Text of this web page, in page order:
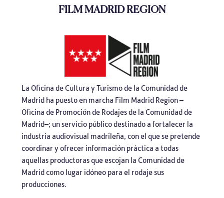
FILM MADRID REGION
La Oficina de Cultura y Turismo de la Comunidad de
Madrid ha puesto en marcha Film Madrid Region –
Oficina de Promoción de Rodajes de la Comunidad de
Madrid–; un servicio público destinado a fortalecer la
industria audiovisual madrileña, con el que se pretende
coordinar y ofrecer información práctica a todas
aquellas productoras que escojan la Comunidad de
Madrid como lugar idóneo para el rodaje sus
producciones.